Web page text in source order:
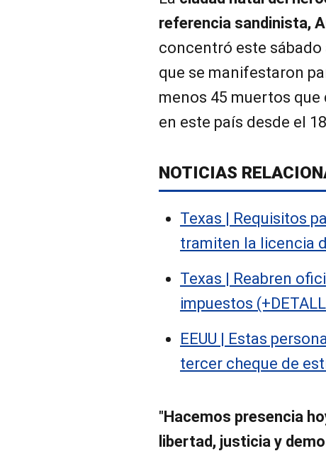
referencia sandinista,
concentró este
que se manifestaron
menos 45 muertos
en este país desde el
NOTICIAS
Texas | Requisitos
tramiten la licencia
Texas | Reabren
impuestos
EEUU | Estas
tercer cheque de
"Hacemos presencia
libertad, justicia y